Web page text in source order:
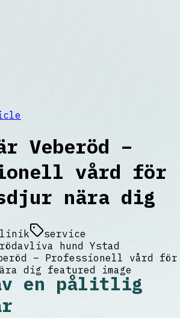
Veberöd –
vård för
nära dig
service
avliva hund Ystad
en pålitlig